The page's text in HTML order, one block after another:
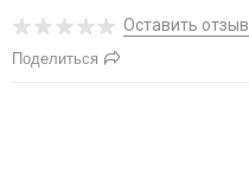
Оставить отзыв
Поделиться